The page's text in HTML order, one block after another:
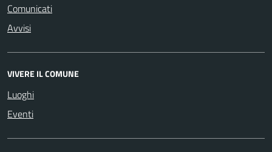
Comunicati
Avvisi
VIVERE IL COMUNE
Luoghi
Eventi